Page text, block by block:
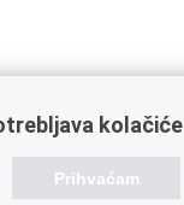
kolačiće
Prihvaćam